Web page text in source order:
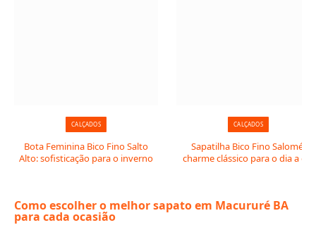
CALÇADOS
Bota Feminina Bico Fino Salto
Alto: sofisticação para o inverno
CALÇADOS
Sapatilha Bico Fino Salomé:
charme clássico para o dia a dia
Como escolher o melhor sapato em Macururé BA
para cada ocasião